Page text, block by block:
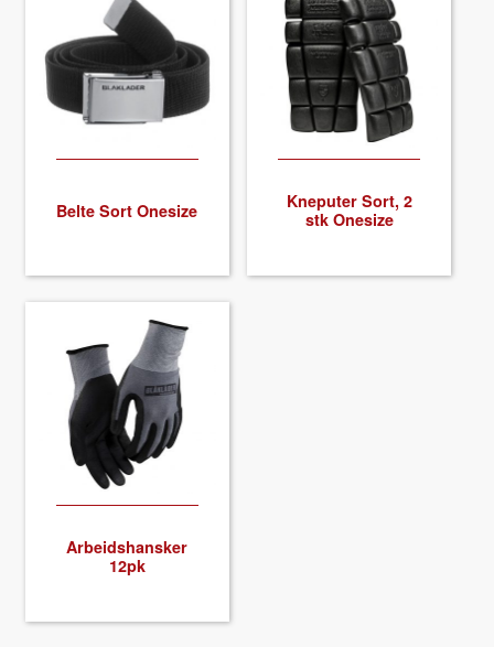
Belte Sort One­size
Kne­put­er Sort, 2
stk One­size
Arbei­d­shansker
12pk